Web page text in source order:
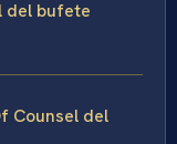
del bufete
Counsel del